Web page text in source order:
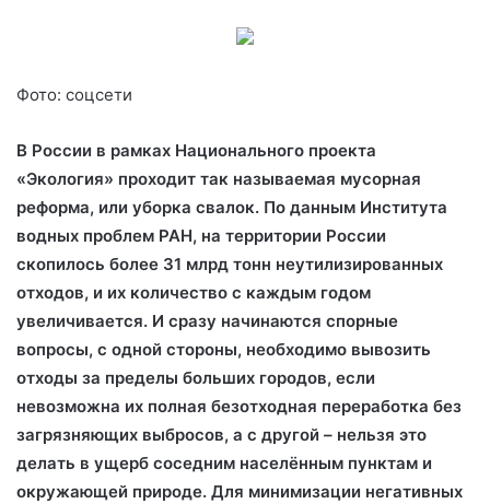
Фото: соцсети
В России в рамках Национального проекта
«Экология» проходит так называемая мусорная
реформа, или уборка свалок. По данным Института
водных проблем РАН, на территории России
скопилось более 31 млрд тонн неутилизированных
отходов, и их количество с каждым годом
увеличивается. И сразу начинаются спорные
вопросы, с одной стороны, необходимо вывозить
отходы за пределы больших городов, если
невозможна их полная безотходная переработка без
загрязняющих выбросов, а с другой – нельзя это
делать в ущерб соседним населённым пунктам и
окружающей природе. Для минимизации негативных